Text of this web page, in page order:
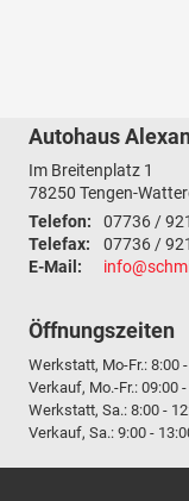
Autohaus
Im Breitenplatz 1
78250 Tengen-
Telefon:
07736 /
Telefax:
07736 /
E-Mail:
Öffnungszeiten
Werkstatt, Mo-Fr.: 8:00
Verkauf, Mo.-Fr.: 09:00
Werkstatt, Sa.: 8:00 -
Verkauf, Sa.: 9:00 -